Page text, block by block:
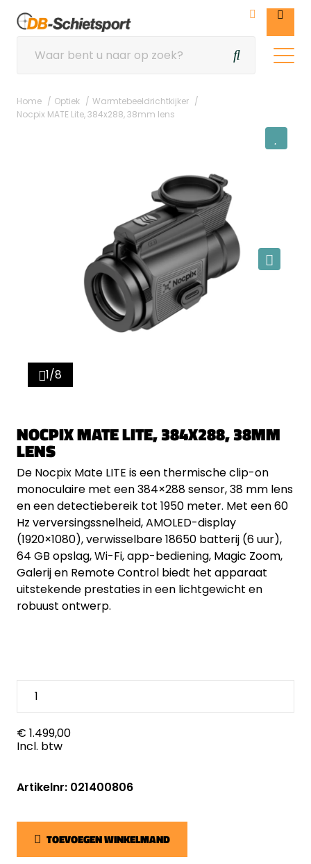
Home Optiek
Warmtebeeldrichtkijker
Nocpix MATE Lite, 384x288, 38mm lens
1/8
NOCPIX MATE LITE, 384X288, 38MM
LENS
De Nocpix Mate LITE is een thermische clip-on
monoculaire met een 384×288 sensor, 38 mm lens
en een detectiebereik tot 1950 meter. Met een 60
Hz verversingssnelheid, AMOLED-display
(1920×1080), verwisselbare 18650 batterij (6 uur),
64 GB opslag, Wi-Fi, app-bediening, Magic Zoom,
Galerij en Remote Control biedt het apparaat
uitstekende prestaties in een lichtgewicht en
robuust ontwerp.
€ 1.499,00
Incl. btw
Artikelnr: 021400806
TOEVOEGEN WINKELMAND